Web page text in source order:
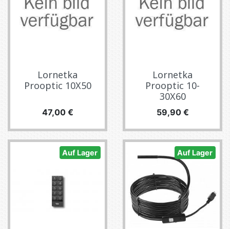
Lornetka
Prooptic 10X50
Preis
47,00 €
Lornetka
Prooptic 10-
30X60
Preis
59,90 €
Auf Lager Auf Lager